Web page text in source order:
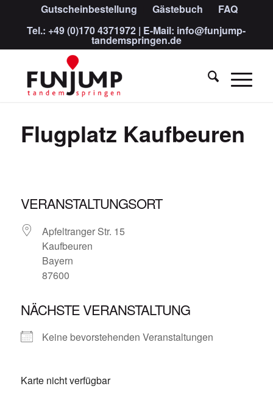
Gutscheinbestellung Gästebuch
FAQ
Tel.: +49 (0)170 4371972 | E-Mail: info@funjump-
tandemspringen.de
Flugplatz Kaufbeuren
VERANSTALTUNGSORT
Apfeltranger Str. 15
Kaufbeuren
Bayern
87600
NÄCHSTE VERANSTALTUNG
Keine bevorstehenden Veranstaltungen
Karte nicht verfügbar